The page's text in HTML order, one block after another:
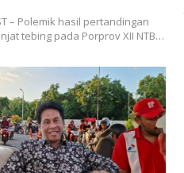
– Polemik hasil pertandingan
tebing pada Porprov XII NTB…